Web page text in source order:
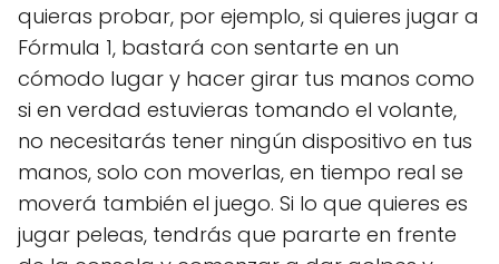
quieras probar, por ejemplo, si quieres jugar a
Fórmula 1, bastará con sentarte en un
cómodo lugar y hacer girar tus manos como
si en verdad estuvieras tomando el volante,
no necesitarás tener ningún dispositivo en tus
manos, solo con moverlas, en tiempo real se
moverá también el juego. Si lo que quieres es
jugar peleas, tendrás que pararte en frente